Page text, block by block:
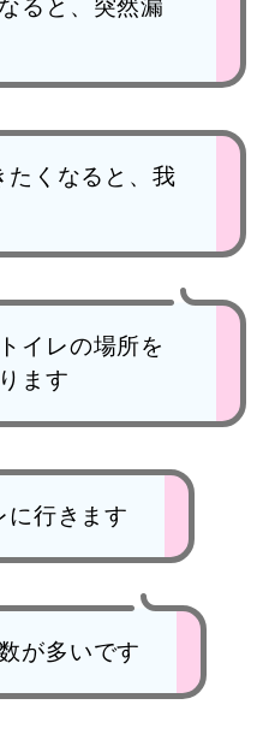
ると、突然漏
たくなると、我
イレの場所を
ます
に行きます
が多いです